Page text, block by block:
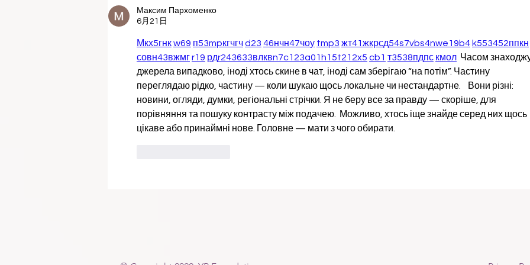
Максим Пархоменко
6月21日
Мкх5гнкw69 п53mpкгчгчd23 46нчн47чоу tmp3 жт41жкрсд54s7vbs4nwe19b4 k553452ппкн
совн43вжмгr19 рдr243633влквn7c123a01 h15t21 2x5 cb1 т3538пдпс кмол
Часом
джерела випадково, іноді хтось скине в чат, іноді сам зберігаю “на потім”. Частину
переглядаю рідко, частину — коли шукаю щось локальне чи нестандартне.    Вони різні:
новини, огляди, думки, регіональні стрічки. Я не беру все за правду — скоріше, для
порівняння та пошуку контрасту між подачею.  Можливо, хтось іще знайде серед них щось
цікаве або принаймні нове. Головне — мати з чого обирати.